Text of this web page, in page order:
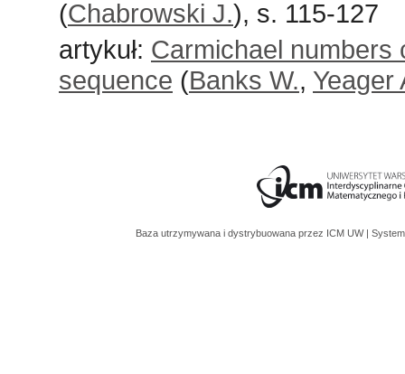
(Chabrowski J.), s. 115-127
artykuł: Carmichael numbers
sequence (Banks W., Yeager
Baza utrzymywana i dystrybuowana przez ICM UW |